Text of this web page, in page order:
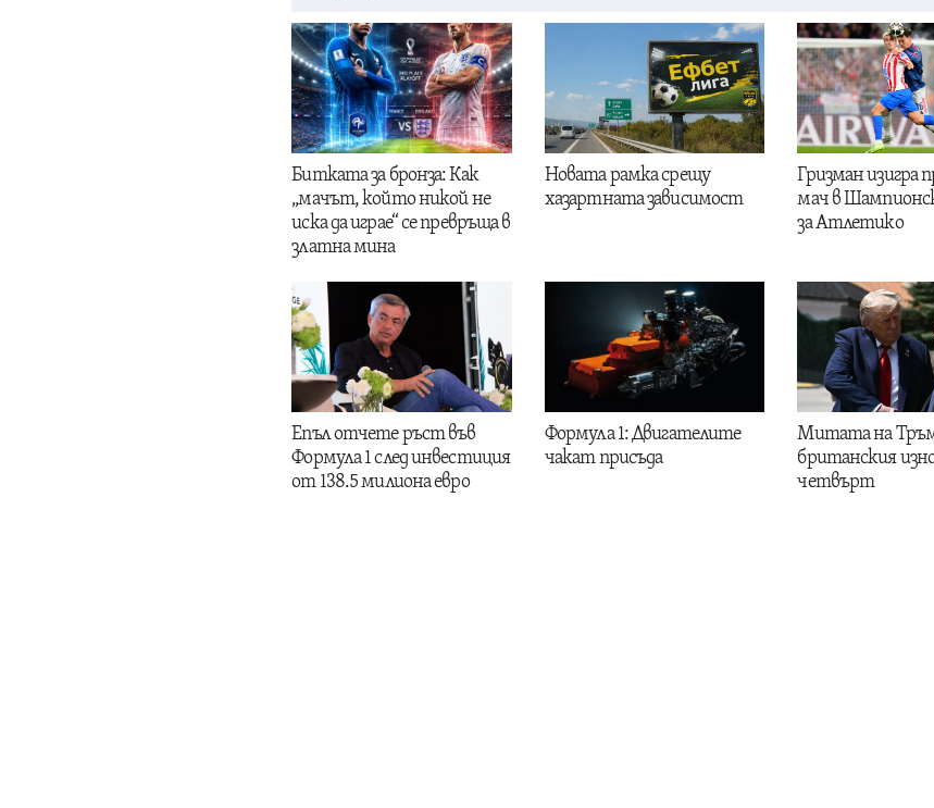
Битката за бронза: Как
„мачът, който никой не
иска да играе“ се превръща в
златна мина
Новата рамка срещу
хазартната зависимост
Гризман изигра
мач в
за Атлетико
Епъл отчете ръст във
Формула 1 след инвестиция
от 138.5 милиона евро
Формула 1: Двигателите
чакат присъда
Митата на
британския
четвърт